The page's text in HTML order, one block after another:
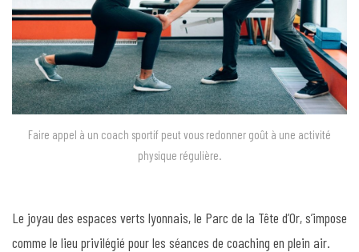
Faire appel à un coach sportif peut vous redonner goût à une activité
physique régulière.
Le joyau des espaces verts lyonnais, le Parc de la Tête d’Or, s’impose
comme le lieu privilégié pour les séances de coaching en plein air.